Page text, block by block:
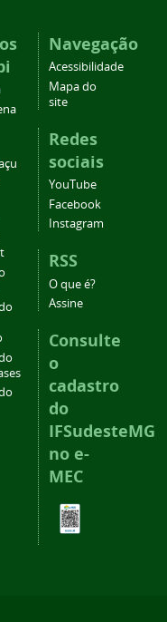
Navegação
Acessibilidade
Mapa do
site
Redes
sociais
YouTube
Facebook
Instagram
RSS
O que é?
Assine
Consulte
o
cadastro
do
IFSudesteMG
no e-
MEC